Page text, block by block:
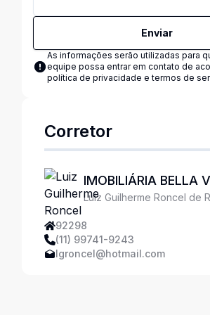
Enviar
As informações serão utilizadas para
equipe possa entrar em contato de
política de privacidade e termos de
Corretor
IMOBILIÁRIA BELLA
Luiz Guilherme Roncel de
92298
(11) 99741-9243
lgroncel@hotmail.com